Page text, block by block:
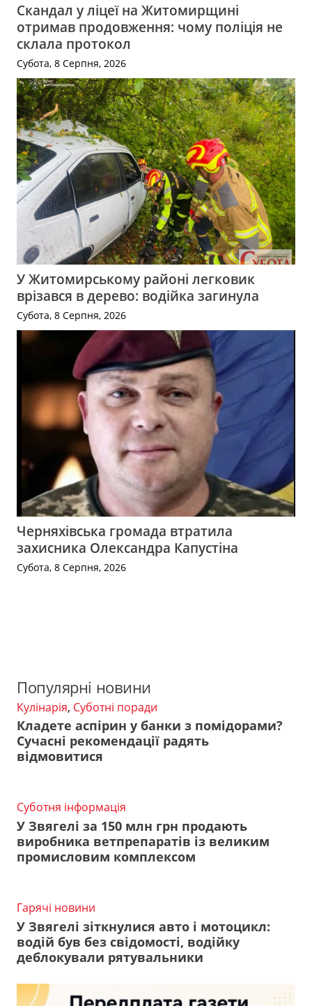
Скандал у ліцеї на Житомирщині
отримав продовження: чому поліція не
склала протокол
Субота, 8 Серпня, 2026
У Житомирському районі легковик
врізався в дерево: водійка загинула
Субота, 8 Серпня, 2026
Черняхівська громада втратила
захисника Олександра Капустіна
Субота, 8 Серпня, 2026
Популярні новини
Кулінарія, Суботні поради
Кладете аспірин у банки з помідорами?
Сучасні рекомендації радять
відмовитися
Суботня інформація
У Звягелі за 150 млн грн продають
виробника ветпрепаратів із великим
промисловим комплексом
Гарячі новини
У Звягелі зіткнулися авто і мотоцикл:
водій був без свідомості, водійку
деблокували рятувальники